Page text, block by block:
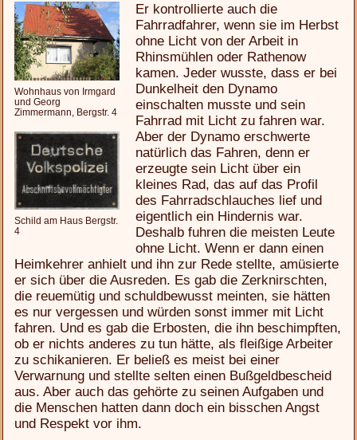
Wohnhaus von Irmgard
und Georg
Zimmermann, Bergstr. 4
Schild am Haus Bergstr.
4
Er kontrollierte auch die
Fahrradfahrer, wenn sie im Herbst
ohne Licht von der Arbeit in
Rhinsmühlen oder Rathenow
kamen. Jeder wusste, dass er bei
Dunkelheit den Dynamo
einschalten musste und sein
Fahrrad mit Licht zu fahren war.
Aber der Dynamo erschwerte
natürlich das Fahren, denn er
erzeugte sein Licht über ein
kleines Rad, das auf das Profil
des Fahrradschlauches lief und
eigentlich ein Hindernis war.
Deshalb fuhren die meisten Leute
ohne Licht. Wenn er dann einen
Heimkehrer anhielt und ihn zur Rede stellte, amüsierte
er sich über die Ausreden. Es gab die Zerknirschten,
die reuemütig und schuldbewusst meinten, sie hätten
es nur vergessen und würden sonst immer mit Licht
fahren. Und es gab die Erbosten, die ihn beschimpften,
ob er nichts anderes zu tun hätte, als fleißige Arbeiter
zu schikanieren. Er beließ es meist bei einer
Verwarnung und stellte selten einen Bußgeldbescheid
aus. Aber auch das gehörte zu seinen Aufgaben und
die Menschen hatten dann doch ein bisschen Angst
und Respekt vor ihm.